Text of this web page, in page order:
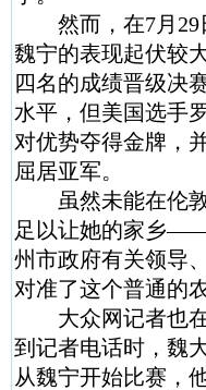
然而，在7月29
魏宁的表现起伏较
四名的成绩晋级决
水平，但美国选手
对优势夺得金牌，
屈居亚军。
虽然未能在伦敦
足以让她的家乡
州市政府有关领导
对准了这个普通的
大众网记者也在
到记者电话时，魏
从魏宁开始比赛，